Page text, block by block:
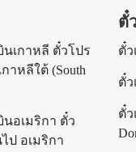
นเกาหลี ตั๋วโปร
าหลีใต้ (South
นอเมริกา ตั๋ว
ป อเมริกา
ตั๋
ตั๋
ตั๋ว
ตั๋